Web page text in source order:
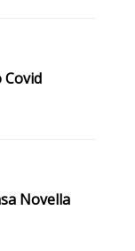
Novella